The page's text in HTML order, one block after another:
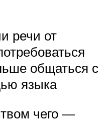
речи от
общаться с
языка
чего —